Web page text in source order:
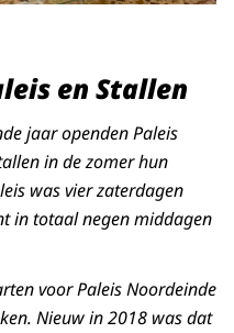
en Stallen
jaar openden Paleis
in de zomer hun
was vier zaterdagen
in totaal negen middagen
voor Paleis Noordeinde
Nieuw in 2018 was dat